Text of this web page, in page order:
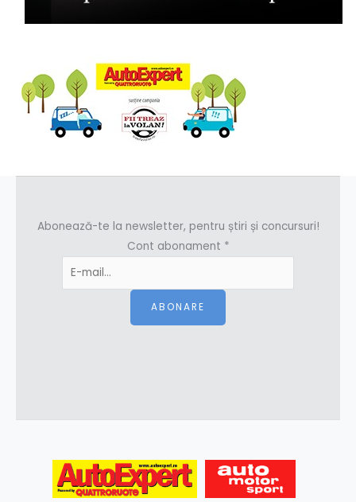
Abonează-te la newsletter, pentru știri și concursuri!
Cont abonament *
ABONARE